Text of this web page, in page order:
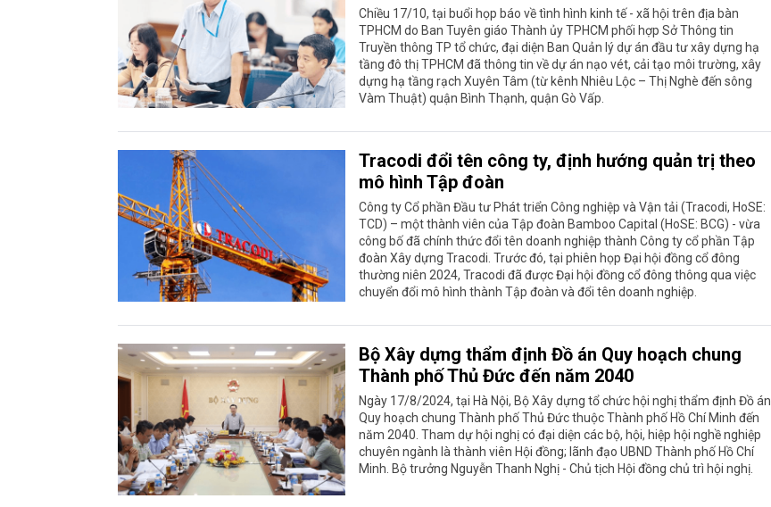
Chiều 17/10, tại buổi họp báo về tình hình kinh tế - xã hội trên địa bàn
TPHCM do Ban Tuyên giáo Thành ủy TPHCM phối hợp Sở Thông tin
Truyền thông TP tổ chức, đại diện Ban Quản lý dự án đầu tư xây dựng hạ
tầng đô thị TPHCM đã thông tin về dự án nạo vét, cải tạo môi trường, xây
dựng hạ tầng rạch Xuyên Tâm (từ kênh Nhiêu Lộc – Thị Nghè đến sông
Vàm Thuật) quận Bình Thạnh, quận Gò Vấp.
Tracodi đổi tên công ty, định hướng quản trị theo
mô hình Tập đoàn
Công ty Cổ phần Đầu tư Phát triển Công nghiệp và Vận tải (Tracodi, HoSE:
TCD) – một thành viên của Tập đoàn Bamboo Capital (HoSE: BCG) - vừa
công bố đã chính thức đổi tên doanh nghiệp thành Công ty cổ phần Tập
đoàn Xây dựng Tracodi. Trước đó, tại phiên họp Đại hội đồng cổ đông
thường niên 2024, Tracodi đã được Đại hội đồng cổ đông thông qua việc
chuyển đổi mô hình thành Tập đoàn và đổi tên doanh nghiệp.
Bộ Xây dựng thẩm định Đồ án Quy hoạch chung
Thành phố Thủ Đức đến năm 2040
Ngày 17/8/2024, tại Hà Nội, Bộ Xây dựng tổ chức hội nghị thẩm định Đồ án
Quy hoạch chung Thành phố Thủ Đức thuộc Thành phố Hồ Chí Minh đến
năm 2040. Tham dự hội nghị có đại diện các bộ, hội, hiệp hội nghề nghiệp
chuyên ngành là thành viên Hội đồng; lãnh đạo UBND Thành phố Hồ Chí
Minh. Bộ trưởng Nguyễn Thanh Nghị - Chủ tịch Hội đồng chủ trì hội nghị.